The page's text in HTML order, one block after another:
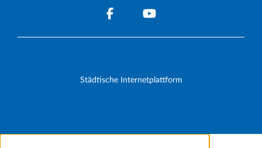
Städtische Internetplattform